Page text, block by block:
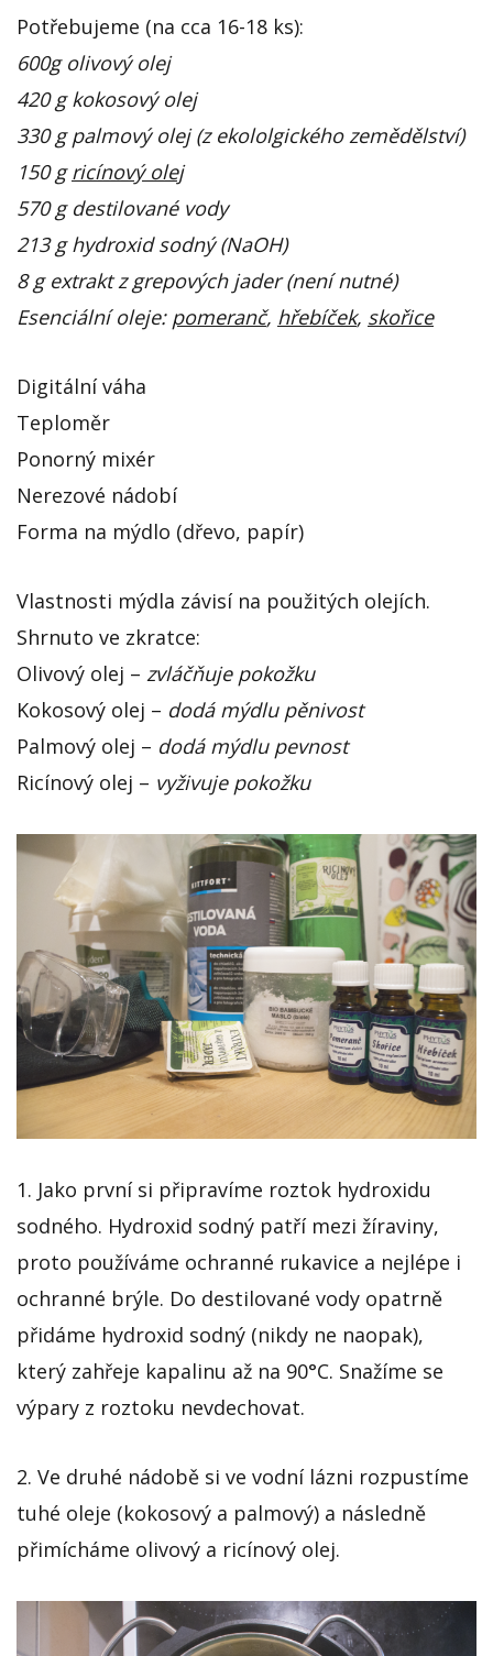
Potřebujeme (na cca 16-18 ks):
600g olivový olej
420 g kokosový olej
330 g palmový olej (z ekololgického zemědělství)
150 gricínový olej
570 g destilované vody
213 g hydroxid sodný (NaOH)
8 g extrakt z grepových jader (není nutné)
Esenciální oleje: pomeranč, hřebíček, skořice
Digitální váha
Teploměr
Ponorný mixér
Nerezové nádobí
Forma na mýdlo (dřevo, papír)
Vlastnosti mýdla závisí na použitých olejích.
Shrnuto ve zkratce:
Olivový olej – zvláčňuje pokožku
Kokosový olej – dodá mýdlu pěnivost
Palmový olej – dodá mýdlu pevnost
Ricínový olej – vyživuje pokožku
1. Jako první si připravíme roztok hydroxidu
sodného. Hydroxid sodný patří mezi žíraviny,
proto používáme ochranné rukavice a nejlépe i
ochranné brýle. Do destilované vody opatrně
přidáme hydroxid sodný (nikdy ne naopak),
který zahřeje kapalinu až na 90°C. Snažíme se
výpary z roztoku nevdechovat.
2. Ve druhé nádobě si ve vodní lázni rozpustíme
tuhé oleje (kokosový a palmový) a následně
přimícháme olivový a ricínový olej.